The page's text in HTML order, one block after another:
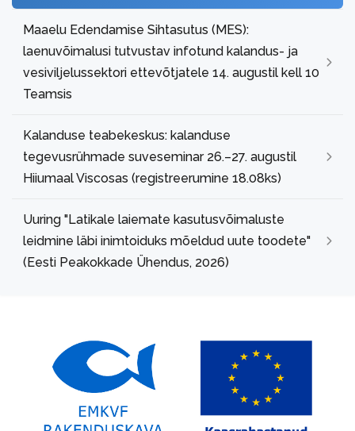
Maaelu Edendamise Sihtasutus (MES):
laenuvõimalusi tutvustav infotund kalandus- ja
vesiviljelussektori ettevõtjatele 14. augustil kell 10
Teamsis
Kalanduse teabekeskus: kalanduse
tegevusrühmade suveseminar 26.–27. augustil
Hiiumaal Viscosas (registreerumine 18.08ks)
Uuring "Latikale laiemate kasutusvõimaluste
leidmine läbi inimtoiduks mõeldud uute toodete"
(Eesti Peakokkade Ühendus, 2026)